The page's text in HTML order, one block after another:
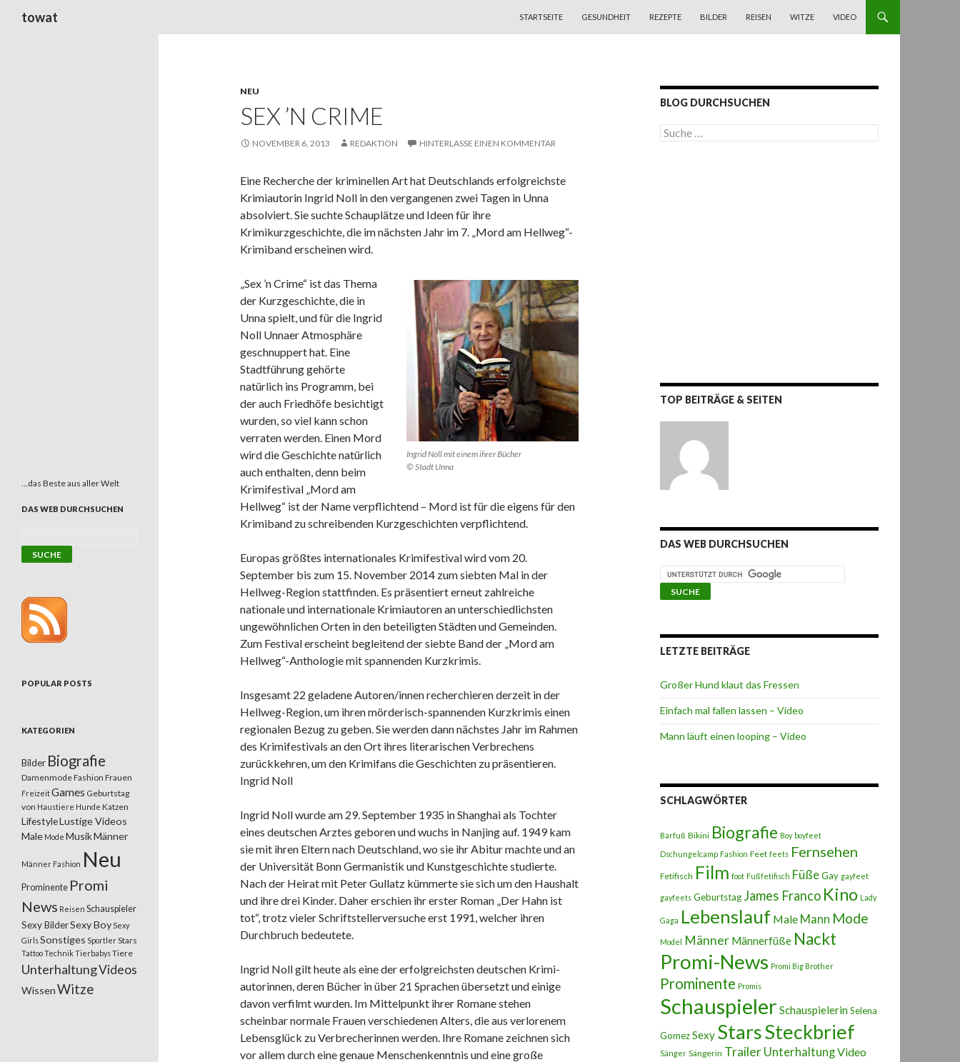
towat
STARTSEITE
GESUNDHEIT REZEPTE BILDER REISEN WITZE VIDEO
NEU
SEX ’N CRIME
NOVEMBER 6, 2013 REDAKTION HINTERLASSE EINEN KOMMENTAR
Eine Recherche der kriminellen Art hat Deutschlands erfolgreichste
Krimiautorin Ingrid Noll in den vergangenen zwei Tagen in Unna
absolviert. Sie suchte Schauplätze und Ideen für ihre
Krimikurzgeschichte, die im nächsten Jahr im 7. „Mord am Hellweg“-
Krimiband erscheinen wird.
Ingrid Noll mit einem ihrer Bücher
© Stadt Unna
„Sex ’n Crime“ ist das Thema
der Kurzgeschichte, die in
Unna spielt, und für die Ingrid
Noll Unnaer Atmosphäre
geschnuppert hat. Eine
Stadtführung gehörte
natürlich ins Programm, bei
der auch Friedhöfe besichtigt
wurden, so viel kann schon
verraten werden. Einen Mord
wird die Geschichte natürlich
auch enthalten, denn beim
Krimifestival „Mord am
Hellweg“ ist der Name verpflichtend – Mord ist für die eigens für den
Krimiband zu schreibenden Kurzgeschichten verpflichtend.
Europas größtes internationales Krimifestival wird vom 20.
September bis zum 15. November 2014 zum siebten Mal in der
Hellweg-Region stattfinden. Es präsentiert erneut zahlreiche
nationale und internationale Krimiautoren an unterschiedlichsten
ungewöhnlichen Orten in den beteiligten Städten und Gemeinden.
Zum Festival erscheint begleitend der siebte Band der „Mord am
Hellweg“-Anthologie mit spannenden Kurzkrimis.
Insgesamt 22 geladene Autoren/innen recherchieren derzeit in der
Hellweg-Region, um ihren mörderisch-spannenden Kurzkrimis einen
regionalen Bezug zu geben. Sie werden dann nächstes Jahr im Rahmen
des Krimifestivals an den Ort ihres literarischen Verbrechens
zurückkehren, um den Krimifans die Geschichten zu präsentieren.
Ingrid Noll
Ingrid Noll wurde am 29. September 1935 in Shanghai als Tochter
eines deutschen Arztes geboren und wuchs in Nanjing auf. 1949 kam
sie mit ihren Eltern nach Deutschland, wo sie ihr Abitur machte und an
der Universität Bonn Germanistik und Kunstgeschichte studierte.
Nach der Heirat mit Peter Gullatz kümmerte sie sich um den Haushalt
und ihre drei Kinder. Daher erschien ihr erster Roman „Der Hahn ist
tot“, trotz vieler Schriftstellerversuche erst 1991, welcher ihren
Durchbruch bedeutete.
Ingrid Noll gilt heute als eine der erfolgreichsten deutschen Krimi-
autorinnen, deren Bücher in über 21 Sprachen übersetzt und einige
davon verfilmt wurden. Im Mittelpunkt ihrer Romane stehen
scheinbar normale Frauen verschiedenen Alters, die aus verlorenem
Lebensglück zu Verbrecherinnen werden. Ihre Romane zeichnen sich
vor allem durch eine genaue Menschenkenntnis und eine große
BLOG DURCHSUCHEN
S
u
TOP BEITRÄGE & SEITEN
DAS WEB DURCHSUCHEN
LETZTE BEITRÄGE
Großer Hund klaut das Fressen
Einfach mal fallen lassen – Video
Mann läuft einen looping – Video
SCHLAGWÖRTER
Barfuß Bikini Biografie Boy boyfeet
Dschungelcamp Fashion Feet feets Fernsehen
Fetifisch Film foot Fußfetifisch FüßeGay gayfeet
gayfeets Geburtstag James Franco Kino Lady
Gaga Lebenslauf Male Mann Mode
Model Männer Männerfüße Nackt
Promi-News Promi Big Brother
Prominente Promis
Schauspieler Schauspielerin Selena
GomezSexy StarsSteckbrief
Sänger Sängerin Trailer UnterhaltungVideo
…das Beste aus aller Welt
DAS WEB DURCHSUCHEN
POPULAR POSTS
KATEGORIEN
Bilder Biografie
DamenmodeFashion Frauen
FreizeitGames Geburtstag
von Haustiere Hunde Katzen
LifestyleLustige Videos
Male Mode MusikMänner
Männer Fashion Neu
Prominente Promi
News Reisen Schauspieler
Sexy BilderSexy Boy Sexy
GirlsSonstiges SportlerStars
TattooTechnikTierbabysTiere
UnterhaltungVideos
WissenWitze